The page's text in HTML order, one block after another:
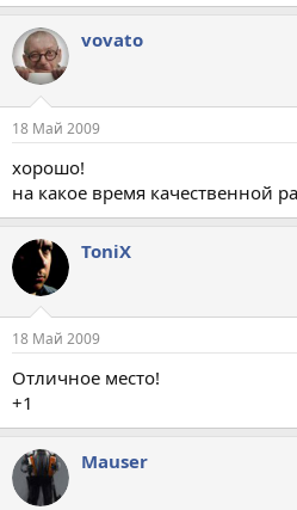
vovato
18 Май 2009
хорошо!
на какое время качественной
ToniX
18 Май 2009
Отличное место!
+1
Mauser